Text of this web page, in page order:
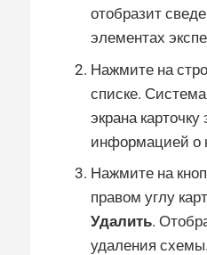
отобразит
элементах
Нажмите на
списке.
экрана
информацией о
Нажмите на
правом углу
Удалить.
удаления схемы.